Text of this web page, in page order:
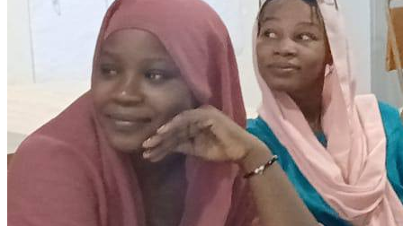
Programmes éducationels
Notre Quotidien
Activités au cœur des communautés
Nous intervenons sur plusieurs fronts pour assurer un
développement équitable et durable. Découvrez
comment nous agissons chaque jour.